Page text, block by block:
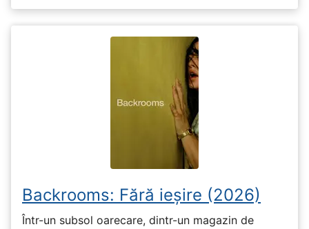
Backrooms: Fără ieșire (2026)
Într-un subsol oarecare, dintr-un magazin de